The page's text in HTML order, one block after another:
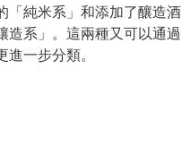
「純米系 」 和添加了釀造酒
造系 」 。這兩種又可以通過
一步分類。